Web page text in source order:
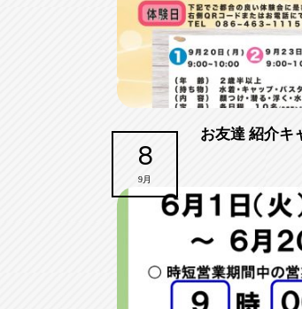
8
9月
お友達 紹介キ